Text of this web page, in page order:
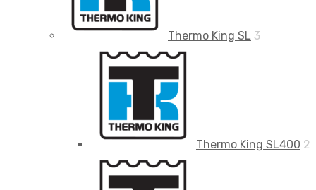
Thermo King SL 3
Thermo King SL400 2